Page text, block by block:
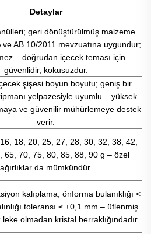
Detaylar
geri dönüştürülmüş malzeme
ve AB 10/2011 mevzuatına uygundur;
– doğrudan içecek teması için
güvenlidir, kokusuzdur.
şişesi boyun boyutu; geniş bir
yelpazesiyle uyumlu – yüksek
ve güvenilir mühürlemeye destek
verir.
18, 20, 25, 27, 28, 30, 32, 38, 42,
65, 70, 75, 80, 85, 88, 90 g – özel
ağırlıklar da mümkündür.
kalıplama; önforma bulanıklığı <
toleransı ≤ ±0,1 mm – üflenmiş
olmadan kristal berraklığındadır.